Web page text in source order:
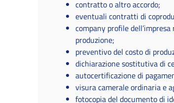
contratto o altro accordo;
eventuali contratti di
company profile
produzione;
preventivo del costo di
dichiarazione sostitutiva di
autocertificazione di
visura camerale ordinaria e
fotocopia del documento di